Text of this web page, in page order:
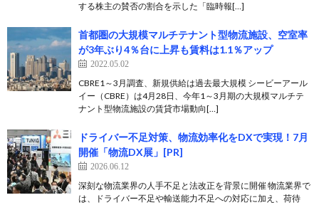
する株主の賛否の割合を示した「臨時報[…]
首都圏の大規模マルチテナント型物流施設、空室率
が3年ぶり4％台に上昇も賃料は1.1％アップ
2022.05.02
CBRE1～3月調査、新規供給は過去最大規模 シービーアール
イー（CBRE）は4月28日、今年1～3月期の大規模マルチテ
ナント型物流施設の賃貸市場動向[…]
ドライバー不足対策、物流効率化をDXで実現！7月
開催「物流DX展」[PR]
2026.06.12
深刻な物流業界の人手不足と法改正を背景に開催 物流業界で
は、ドライバー不足や輸送能力不足への対応に加え、荷待